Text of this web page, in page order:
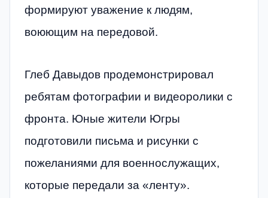
формируют уважение к людям,
воюющим на передовой.
Глеб Давыдов продемонстрировал
ребятам фотографии и видеоролики с
фронта. Юные жители Югры
подготовили письма и рисунки с
пожеланиями для военнослужащих,
которые передали за «ленту».